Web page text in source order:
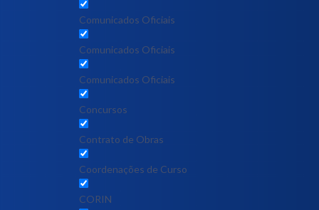
Comunicados Oficiais
Comunicados Oficiais
Comunicados Oficiais
Concursos
Contrato de Obras
Coordenações de Curso
CORIN